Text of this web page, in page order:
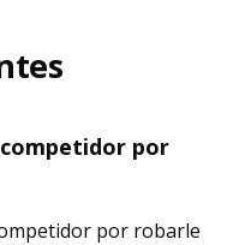
competidor por
por robarle